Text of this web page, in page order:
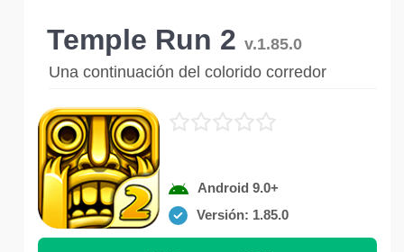
Temple Run 2 v.1.85.0
Una continuación del colorido corredor
Android 9.0+
Versión: 1.85.0